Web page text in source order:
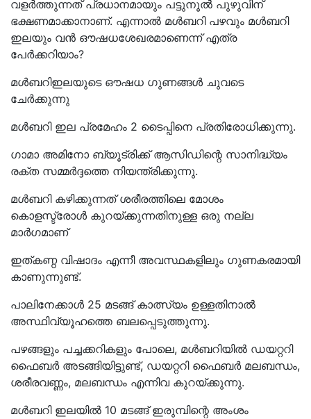
വളർത്തുന്നത് പ്രധാനമായും പട്ടുനൂൽ പുഴുവിന്
ഭക്ഷണമാക്കാനാണ്. എന്നാൽ മൾബറി പഴവും മൾബറി
ഇലയും വൻ ഔഷധശേഖരമാണെന്ന് എത്ര
പേർക്കറിയാം?
മൾബറിഇലയുടെ ഔഷധ ഗുണങ്ങൾ ചുവടെ
ചേർക്കുന്നു
മൾബറി ഇല പ്രമേഹം 2 ടൈപ്പിനെ പ്രതിരോധിക്കുന്നു.
ഗാമാ അമിനോ ബ്യൂട്രിക്ക് ആസിഡിന്റെ സാനിദ്ധ്യം
രക്ത സമ്മർദ്ദത്തെ നിയന്ത്രിക്കുന്നു.
മൾബറി കഴിക്കുന്നത് ശരീരത്തിലെ മോശം
കൊളസ്ട്രോൾ കുറയ്ക്കുന്നതിനുള്ള ഒരു നല്ല
മാർഗമാണ്
ഇത്കണ്ഠ വിഷാദം എന്നീ അവസ്ഥകളിലും ഗുണകരമായി
കാണുന്നുണ്ട്.
പാലിനേക്കാൾ 25 മടങ്ങ് കാത്സ്യം ഉള്ളതിനാൽ
അസ്ഥിവ്യൂഹത്തെ ബലപ്പെടുത്തുന്നു.
പഴങ്ങളും പച്ചക്കറികളും പോലെ, മൾബറിയിൽ ഡയറ്ററി
ഫൈബർ അടങ്ങിയിട്ടുണ്ട്, ഡയറ്ററി ഫൈബർ മലബന്ധം,
ശരീരവണ്ണം, മലബന്ധം എന്നിവ കുറയ്ക്കുന്നു.
മൾബറി ഇലയിൽ 10 മടങ്ങ് ഇരുമ്പിന്റെ അംശം